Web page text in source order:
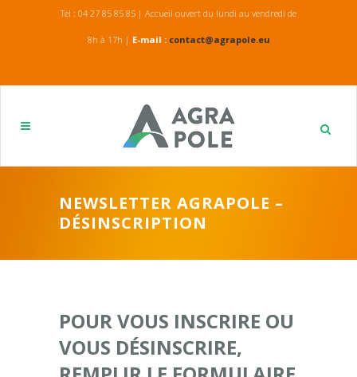
Tel : 04 27 85 85 85 | Accueil ouvert du lundi au vendredi de
8h à 17h | E-mail : contact@agrapole.eu
NEWSLETTER AGRAPOLE –
DÉSINSCRIPTION
POUR VOUS INSCRIRE OU
VOUS DÉSINSCRIRE,